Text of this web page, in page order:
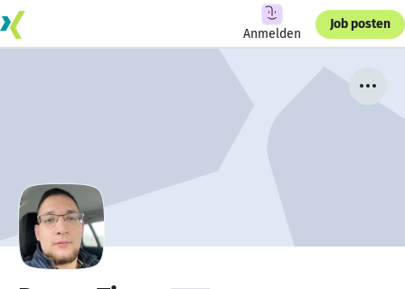
Anmelden
Job posten